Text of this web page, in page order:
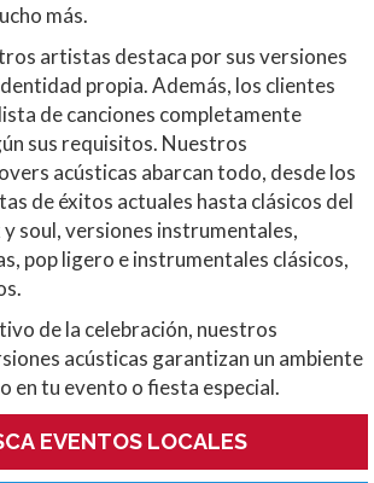
más.
artistas destaca por sus versiones
propia. Además, los clientes
de canciones completamente
sus requisitos. Nuestros
acústicas abarcan todo, desde los
de éxitos actuales hasta clásicos del
soul, versiones instrumentales,
pop ligero e instrumentales clásicos,
de la celebración, nuestros
acústicas garantizan un ambiente
en tu evento o fiesta especial.
EVENTOS LOCALES